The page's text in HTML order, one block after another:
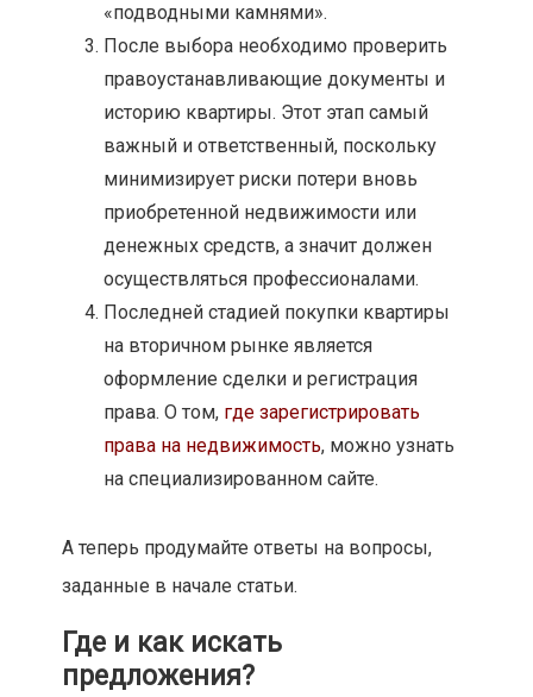
«подводными камнями».
После выбора необходимо проверить
правоустанавливающие документы и
историю квартиры. Этот этап самый
важный и ответственный, поскольку
минимизирует риски потери вновь
приобретенной недвижимости или
денежных средств, а значит должен
осуществляться профессионалами.
Последней стадией покупки квартиры
на вторичном рынке является
оформление сделки и регистрация
права. О том, где зарегистрировать
права на недвижимость, можно узнать
на специализированном сайте.
А теперь продумайте ответы на вопросы,
заданные в начале статьи.
Где и как искать
предложения?